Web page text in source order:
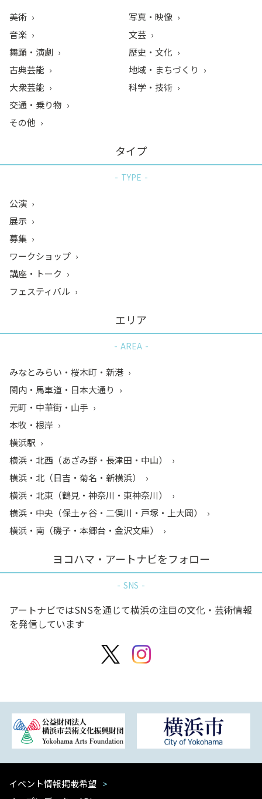
美術
音楽
舞踊・演劇
古典芸能
大衆芸能
写真・映像
文芸
歴史・文化
地域・まちづくり
科学・技術
交通・乗り物
その他
タイプ
TYPE
公演
展示
募集
ワークショップ
講座・トーク
フェスティバル
エリア
AREA
みなとみらい・桜木町・新港
関内・馬車道・日本大通り
元町・中華街・山手
本牧・根岸
横浜駅
横浜・北西（あざみ野・長津田・中山）
横浜・北（日吉・菊名・新横浜）
横浜・北東（鶴見・神奈川・東神奈川）
横浜・中央（保土ヶ谷・二俣川・戸塚・上大岡）
横浜・南（磯子・本郷台・金沢文庫）
ヨコハマ・アートナビをフォロー
SNS
アートナビではSNSを通じて横浜の注目の文化・芸術情報
を発信しています
イベント情報掲載希望